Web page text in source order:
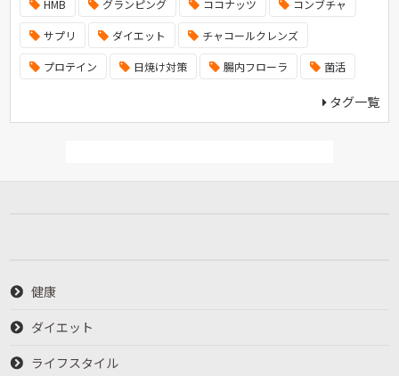
HMB グランピング ココナッツ コンブチャ
サプリ ダイエット チャコールクレンズ
プロテイン 日焼け対策 腸内フローラ 菌活
タグ一覧
健康
ダイエット
ライフスタイル